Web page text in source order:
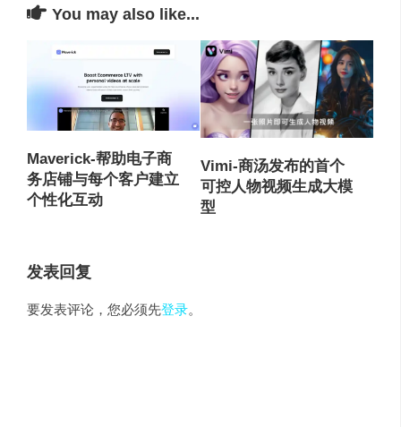
You may also like...
Maverick-帮助电子商
务店铺与每个客户建立
个性化互动
Vimi-商汤发布的首个
可控人物视频生成大模
型
发表回复
要发表评论，您必须先登录。